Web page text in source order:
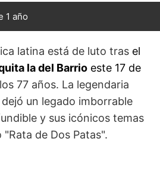
1 año
latina está de luto tras el
la del Barrio este 17 de
77 años. La legendaria
un legado imborrable
y sus icónicos temas
de Dos Patas".